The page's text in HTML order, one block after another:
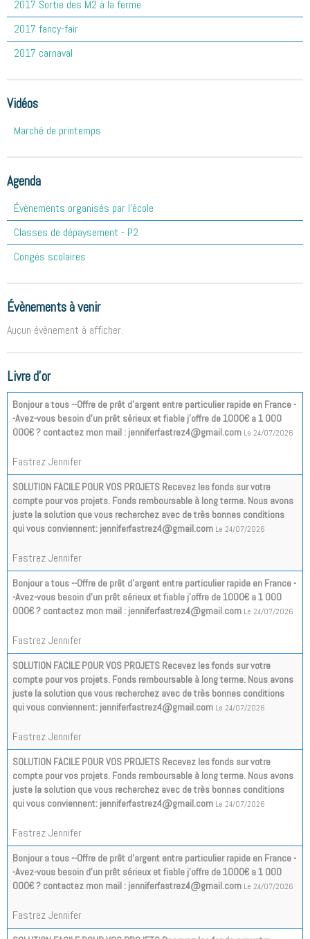
2017 Sortie des M2 à la ferme
2017 fancy-fair
2017 carnaval
Vidéos
Marché de printemps
Agenda
Évènements organisés par l'école
Classes de dépaysement - P2
Congés scolaires
Évènements à venir
Aucun évènement à afficher.
Livre d'or
Bonjour a tous --Offre de prêt d'argent entre particulier rapide en France -
-Avez-vous besoin d'un prêt sérieux et fiable j'offre de 1000€ a 1 000
000€ ? contactez mon mail : jenniferfastrez4@gmail.com Le 24/07/2026
Fastrez Jennifer
SOLUTION FACILE POUR VOS PROJETS Recevez les fonds sur votre
compte pour vos projets. Fonds remboursable à long terme. Nous avons
juste la solution que vous recherchez avec de très bonnes conditions
qui vous conviennent: jenniferfastrez4@gmail.com Le 24/07/2026
Fastrez Jennifer
Bonjour a tous --Offre de prêt d'argent entre particulier rapide en France -
-Avez-vous besoin d'un prêt sérieux et fiable j'offre de 1000€ a 1 000
000€ ? contactez mon mail : jenniferfastrez4@gmail.com Le 24/07/2026
Fastrez Jennifer
SOLUTION FACILE POUR VOS PROJETS Recevez les fonds sur votre
compte pour vos projets. Fonds remboursable à long terme. Nous avons
juste la solution que vous recherchez avec de très bonnes conditions
qui vous conviennent: jenniferfastrez4@gmail.com Le 24/07/2026
Fastrez Jennifer
SOLUTION FACILE POUR VOS PROJETS Recevez les fonds sur votre
compte pour vos projets. Fonds remboursable à long terme. Nous avons
juste la solution que vous recherchez avec de très bonnes conditions
qui vous conviennent: jenniferfastrez4@gmail.com Le 24/07/2026
Fastrez Jennifer
Bonjour a tous --Offre de prêt d'argent entre particulier rapide en France -
-Avez-vous besoin d'un prêt sérieux et fiable j'offre de 1000€ a 1 000
000€ ? contactez mon mail : jenniferfastrez4@gmail.com Le 24/07/2026
Fastrez Jennifer